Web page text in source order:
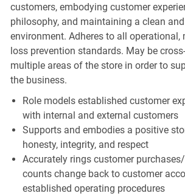
customers, embodying customer
philosophy, and maintaining a clean
environment. Adheres to all operational,
loss prevention standards. May be
multiple areas of the store in order to
the business.
Role models established customer
with internal and external customers
Supports and embodies a positive
honesty, integrity, and respect
Accurately rings customer
counts change back to customer
established operating procedures